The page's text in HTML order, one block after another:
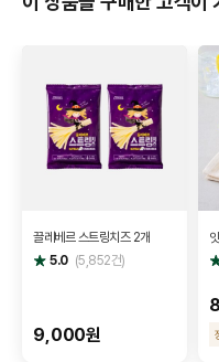
끌레베르 스트링치즈 2개
별
점
5.0 (5,852건)
9,000원
별
점